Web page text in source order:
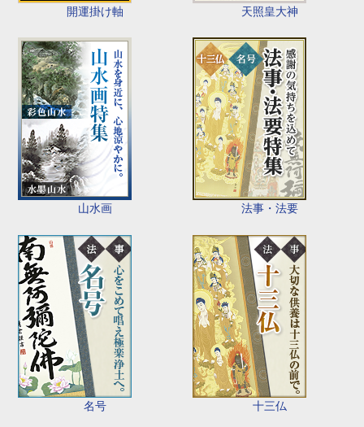
開運掛け軸 天照皇大神
山水画 法事・法要
名号 十三仏